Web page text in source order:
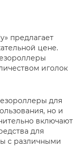
предлагает
цене.
иголок
для
но и
включают
для
с различными